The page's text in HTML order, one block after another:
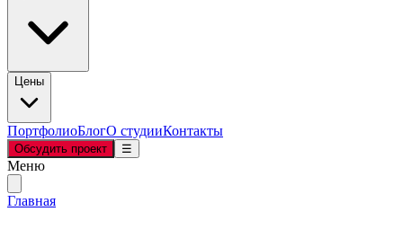
Цены
ПортфолиоБлогО студииКонтакты
Обсудить проект ☰
Меню
Главная